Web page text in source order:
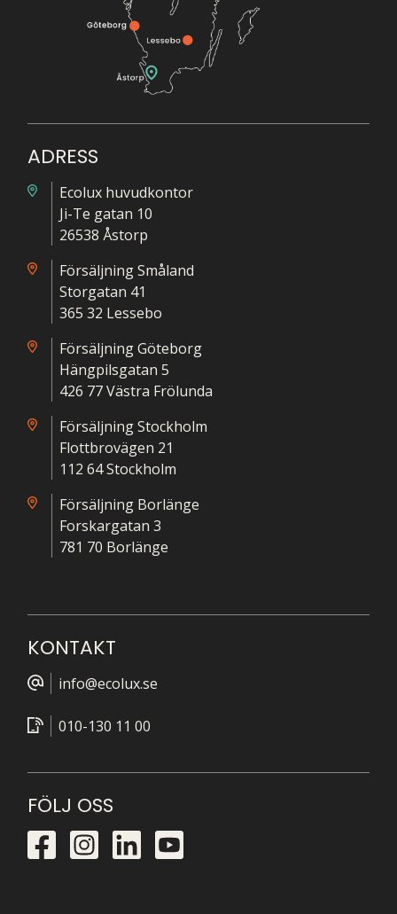
ADRESS
Ecolux huvudkontor
Ji-Te gatan 10
26538 Åstorp
Försäljning Småland
Storgatan 41
365 32 Lessebo
Försäljning Göteborg
Hängpilsgatan 5
426 77 Västra Frölunda
Försäljning Stockholm
Flottbrovägen 21
112 64 Stockholm
Försäljning Borlänge
Forskargatan 3
781 70 Borlänge
KONTAKT
info@ecolux.se
010-130 11 00
FÖLJ OSS